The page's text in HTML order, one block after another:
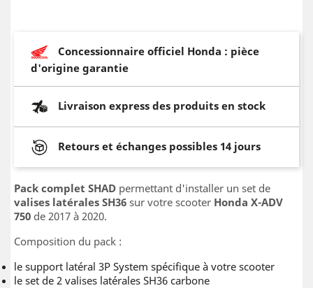
Concessionnaire officiel Honda : pièce
d'origine garantie
Livraison express des produits en stock
Retours et échanges possibles 14 jours
Pack complet SHAD permettant d'installer un set de
valises latérales SH36 sur votre scooter Honda X-ADV
750 de 2017 à 2020.
Composition du pack :
le support latéral 3P System spécifique à votre scooter
le set de 2 valises latérales SH36 carbone